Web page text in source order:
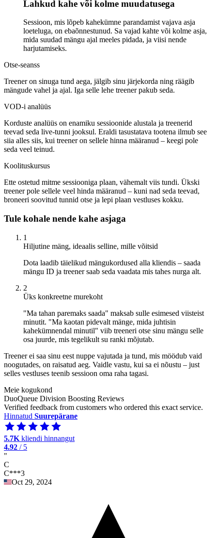
Lahkud kahe või kolme muudatusega
Sessioon, mis lõpeb kahekümne parandamist vajava asja
loeteluga, on ebaõnnestunud. Sa vajad kahte või kolme asja,
mida suudad mängu ajal meeles pidada, ja viisi nende
harjutamiseks.
Otse-seanss
Treener on sinuga tund aega, jälgib sinu järjekorda ning räägib
mängude vahel ja ajal. Iga selle lehe treener pakub seda.
VOD-i analüüs
Korduste analüüs on enamiku sessioonide alustala ja treenerid
teevad seda live-tunni jooksul. Eraldi tasustatava tootena ilmub see
siia alles siis, kui treener on sellele hinna määranud – keegi pole
seda veel teinud.
Koolituskursus
Ette ostetud mitme sessiooniga plaan, vähemalt viis tundi. Ükski
treener pole sellele veel hinda määranud – kuni nad seda teevad,
broneeri soovitud tunnid otse ja lepi plaan vestluses kokku.
Tule kohale nende kahe asjaga
1
Hiljutine mäng, ideaalis selline, mille võitsid
Dota laadib täielikud mängukordused alla kliendis – saada
mängu ID ja treener saab seda vaadata mis tahes nurga alt.
2
Üks konkreetne murekoht
"Ma tahan paremaks saada" maksab sulle esimesed viisteist
minutit. "Ma kaotan pidevalt mänge, mida juhtisin
kahekümnendal minutil" viib treeneri otse sinu mängu selle
osa juurde, mis tegelikult su ranki mõjutab.
Treener ei saa sinu eest nuppe vajutada ja tund, mis möödub vaid
noogutades, on raisatud aeg. Vaidle vastu, kui sa ei nõustu – just
selles vestluses teenib sessioon oma raha tagasi.
Meie kogukond
DuoQueue Division Boosting Reviews
Verified feedback from customers who ordered this exact service.
Hinnatud Suurepärane
5.7K kliendi hinnangut
4.92 / 5
"
C
C***3
Oct 29, 2024